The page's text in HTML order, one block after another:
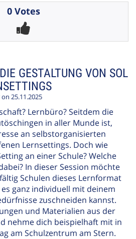
0 Votes
GESTALTUNG VON SOL
on 25.11.2025
Lernbüro? Seitdem die
in aller Munde ist,
an selbstorganisierten
Lernsettings. Doch wie
an einer Schule? Welche
In dieser Session möchte
Schulen dieses Lernformat
ganz individuell mit deinem
zuschneiden kannst.
und Materialien aus der
nehme dich beispielhaft mit in
am Schulzentrum am Stern.